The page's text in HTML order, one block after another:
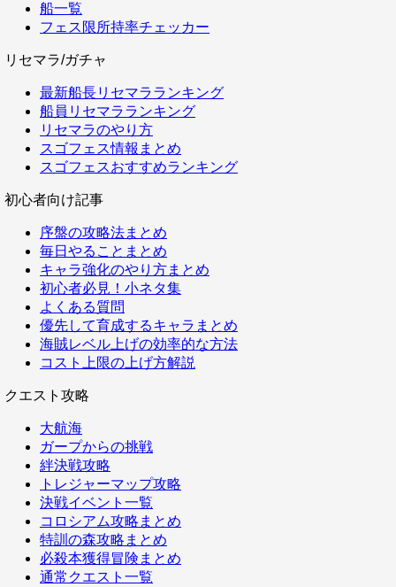
船一覧
フェス限所持率チェッカー
リセマラ/ガチャ
最新船長リセマラランキング
船員リセマラランキング
リセマラのやり方
スゴフェス情報まとめ
スゴフェスおすすめランキング
初心者向け記事
序盤の攻略法まとめ
毎日やることまとめ
キャラ強化のやり方まとめ
初心者必見！小ネタ集
よくある質問
優先して育成するキャラまとめ
海賊レベル上げの効率的な方法
コスト上限の上げ方解説
クエスト攻略
大航海
ガープからの挑戦
絆決戦攻略
トレジャーマップ攻略
決戦イベント一覧
コロシアム攻略まとめ
特訓の森攻略まとめ
必殺本獲得冒険まとめ
通常クエスト一覧